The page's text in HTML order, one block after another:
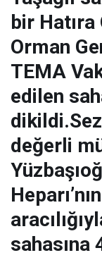
bir
Orman
TEMA
edilen
değerli
sahasına